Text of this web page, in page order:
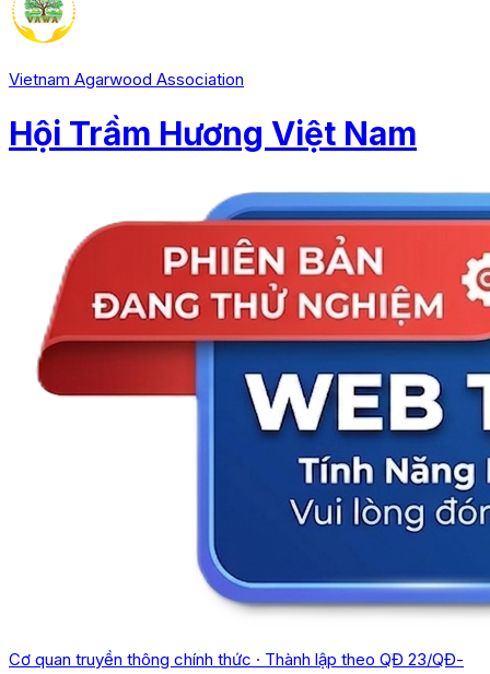
Vietnam Agarwood Association
Hội Trầm Hương Việt Nam
Cơ quan truyền thông chính thức · Thành lập theo QĐ 23/QĐ-